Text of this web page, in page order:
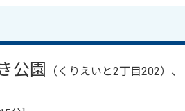
公園 （くりえいと2丁目202）、